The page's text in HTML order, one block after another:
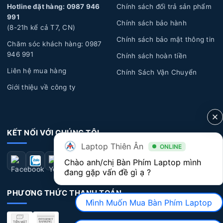
hỏng hóc do sử dụng nhiều.
Lỗi tác động vật lý:
Trong quá trình sử dụng bạn có
thể gặp một vài sự cố không mong muốn, như rơi rớt,
bong tróc, ẩm ướt, đổ nước, cà phê hoặc chất lỏng khác
chảy vào bàn phím, gây hỏng và không hoạt động đúng
cách.
thể xuất hiện sau một thời gian sử dụng dài, dẫn đến các
vấn đề về bàn phím như: chạm phím, liệt phím, bong
tróc nút phím.
Dấu hiệu nhận biết Bàn Phím Laptop Dell bị
hư hỏng
Bàn phím không hoạt động:Một số phím không
nhận diện hoặc không hoạt động khi bạn bấm vào phím.
Hotline đặt hàng: 0987 946
991
(8-21h kể cả T7, CN)
Chăm sóc khách hàng: 0987
946 991
Liên hệ mua hàng
Giới thiệu về công ty
Chính sách đổi trả sản phẩm
Chính sách bảo hành
Chính sách bảo mật thông tin
Chính sách hoàn tiền
Chính Sách Vận Chuyển
KẾT NỐI VỚI CHÚNG TÔI
PHƯƠNG THỨC THANH TOÁN
Laptop Thiên Ân ONLINE
Chào anh/chị Bàn Phím Laptop mình
đang gặp vấn đề gì ạ ?
Mình Muốn Mua Bàn Phím Laptop